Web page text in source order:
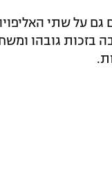
על שתי
70. מנהיג ששלט ברחבה